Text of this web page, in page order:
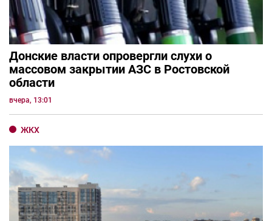
Донские власти опровергли слухи о
массовом закрытии АЗС в Ростовской
области
вчера, 13:01
ЖКХ